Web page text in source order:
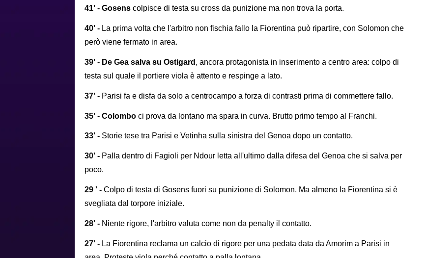
41' - Gosens colpisce di testa su cross da punizione ma non trova la porta.
40' - La prima volta che l'arbitro non fischia fallo la Fiorentina può ripartire, con Solomon che
però viene fermato in area.
39' - De Gea salva su Ostigard , ancora protagonista in inserimento a centro area: colpo di
testa sul quale il portiere viola è attento e respinge a lato.
37' - Parisi fa e disfa da solo a centrocampo a forza di contrasti prima di commettere fallo.
35' - Colombo ci prova da lontano ma spara in curva. Brutto primo tempo al Franchi.
33' - Storie tese tra Parisi e Vetinha sulla sinistra del Genoa dopo un contatto.
30' - Palla dentro di Fagioli per Ndour letta all'ultimo dalla difesa del Genoa che si salva per
poco.
29 ' - Colpo di testa di Gosens fuori su punizione di Solomon. Ma almeno la Fiorentina si è
svegliata dal torpore iniziale.
28' - Niente rigore, l'arbitro valuta come non da penalty il contatto.
27' - La Fiorentina reclama un calcio di rigore per una pedata data da Amorim a Parisi in